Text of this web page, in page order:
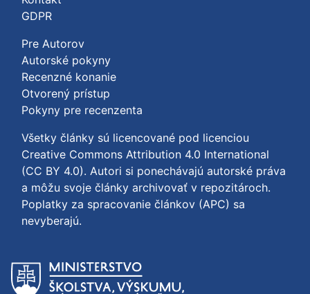
GDPR
Pre Autorov
Autorské pokyny
Recenzné konanie
Otvorený prístup
Pokyny pre recenzenta
Všetky články sú licencované pod licenciou
Creative Commons Attribution 4.0 International
(CC BY 4.0). Autori si ponechávajú autorské práva
a môžu svoje články archivovať v repozitároch.
Poplatky za spracovanie článkov (APC) sa
nevyberajú.